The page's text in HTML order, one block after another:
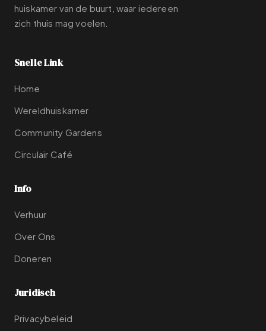
huiskamer van de buurt, waar iedereen
zich thuis mag voelen.
Snelle Link
Home
Wereldhuiskamer
Community Gardens
Circulair Café
Info
Verhuur
Over Ons
Doneren
Juridisch
Privacybeleid